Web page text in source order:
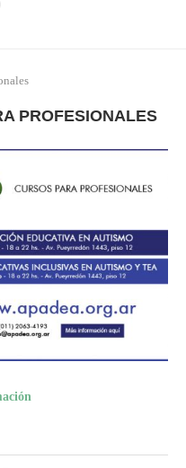
PROFESIONALES